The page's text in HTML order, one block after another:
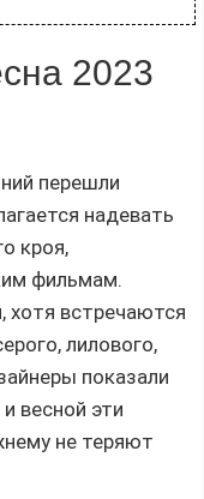
2023
перешли
надевать
кроя,
фильмам.
хотя встречаются
лилового,
показали
весной эти
не теряют